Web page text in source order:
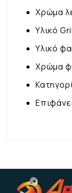
Χρώμα
Υλικό
Υλικό
Χρώμα